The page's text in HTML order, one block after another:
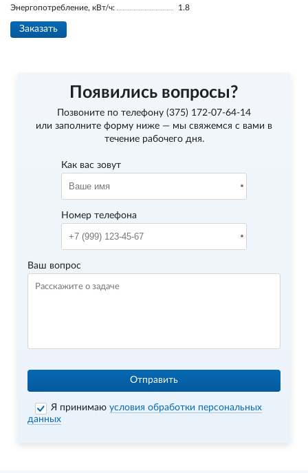
Энергопотребление, кВт/ч:
1.8
Заказать
Появились вопросы?
Позвоните по телефону (375) 172-07-64-14
или заполните форму ниже — мы свяжемся с вами в
течение рабочего дня.
Как вас зовут
Номер телефона
Ваш вопрос
Отправить
Я принимаюусловия обработки персональных
данных